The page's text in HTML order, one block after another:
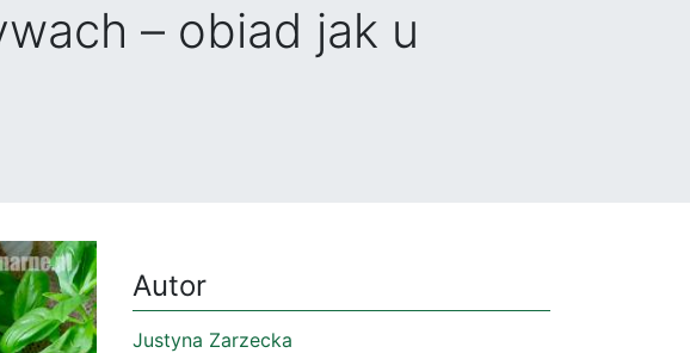
– obiad jak u
Autor
Justyna Zarzecka